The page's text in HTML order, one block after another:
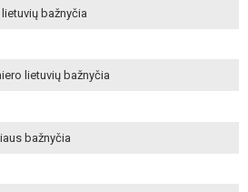
bažnyčia
lietuvių bažnyčia
bažnyčia